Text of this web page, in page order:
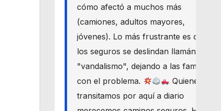
cómo afectó a muchos más
(camiones, adultos mayores,
jóvenes). Lo más frustrante es que
los seguros se deslindan llamándolo
"vandalismo", dejando a las familias
con el problema.
Quienes
transitamos por aquí a diario